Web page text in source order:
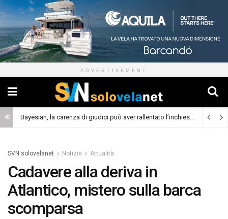
ADVERTISEMENT
Bayesian, la carenza di giudici può aver rallentato l’inchiesta (Cronaca)
SVN solovelanet Notizie Attualità
Cadavere alla deriva in
Atlantico, mistero sulla barca
scomparsa